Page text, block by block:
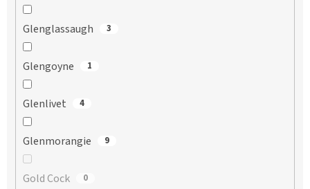
Glenglassaugh 3
Glengoyne 1
Glenlivet 4
Glenmorangie 9
Gold Cock 0